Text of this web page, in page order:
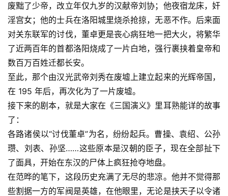
废黜了少帝，改立年仅九岁的汉献帝刘协；他夜宿龙床，奸
淫宫女；他的士兵在洛阳城里烧杀抢掠，无恶不作。后来面
对关东联军的讨伐，董卓更是丧心病狂地一把大火，将繁华
了近两百年的首都洛阳烧成了一片白地，强行裹挟着皇帝和
数百万百姓迁都长安。
至此，那个由汉光武帝刘秀在废墟上建立起来的光辉帝国，
在 195 年后，再次化为了一片废墟。
接下来的剧本，就是大家在 《三国演义》 里耳熟能详的故事
了：
各路诸侯以“讨伐董卓”为名，纷纷起兵。曹操、袁绍、公孙
瓒、刘表、孙坚……这些原本是汉朝的臣子，现在全部扯下
了面具，开始在东汉的尸体上疯狂抢夺地盘。
在范晔的笔下，这段历史充满了无尽的悲凉。他并不觉得那
些割据一方的军阀是英雄，在他眼里，无论是挟天子以令诸